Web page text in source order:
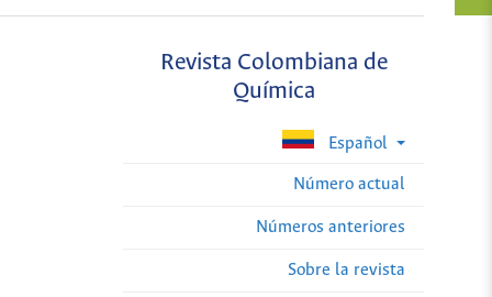
Revista Colombiana de
Química
Español
Número actual
Números anteriores
Sobre la revista